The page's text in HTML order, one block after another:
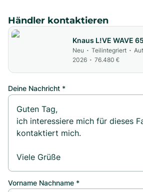
Händler kontaktieren
Knaus L!VE WAVE
Selection
Neu • Teilintegriert •
2026 • 76.480 €
Deine Nachricht *
Vorname Nachname *